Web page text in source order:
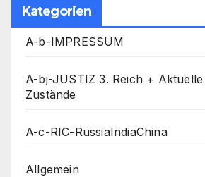
Kategorien
A-b-IMPRESSUM
A-bj-JUSTIZ 3. Reich +
Zustände
A-c-RIC-RussiaIndiaChina
Allgemein